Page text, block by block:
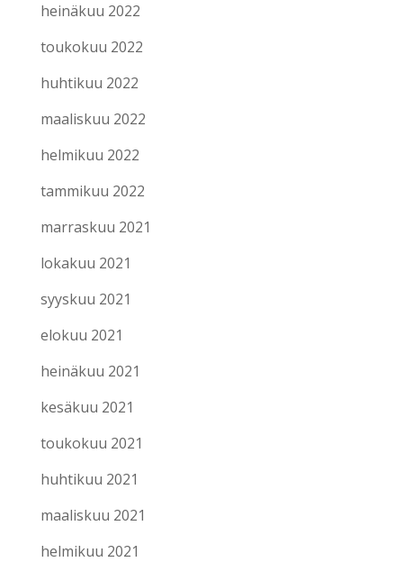
heinäkuu 2022
toukokuu 2022
huhtikuu 2022
maaliskuu 2022
helmikuu 2022
tammikuu 2022
marraskuu 2021
lokakuu 2021
syyskuu 2021
elokuu 2021
heinäkuu 2021
kesäkuu 2021
toukokuu 2021
huhtikuu 2021
maaliskuu 2021
helmikuu 2021